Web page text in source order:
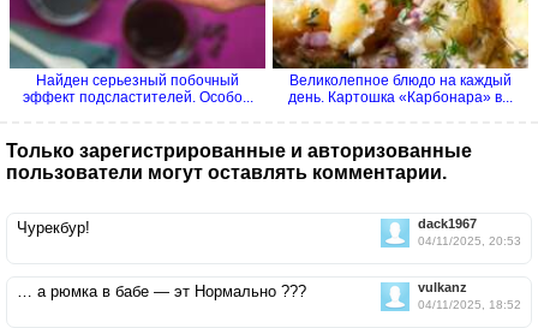
Найден серьезный побочный
эффект подсластителей. Особо...
Великолепное блюдо на каждый
день. Картошка «Карбонара» в...
Только зарегистрированные и авторизованные
пользователи могут оставлять комментарии.
dack1967
04/11/2025, 20:53
Чурекбур!
vulkanz
04/11/2025, 18:52
… а рюмка в бабе — эт Нормально ???